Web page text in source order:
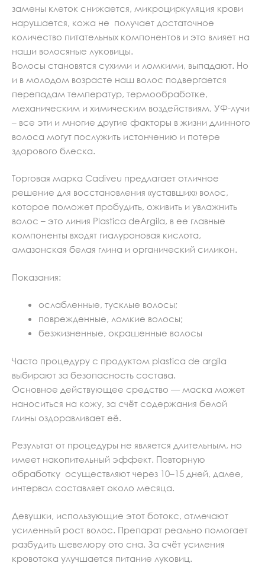
замены клеток снижается, микроциркуляция крови
нарушается, кожа не получает достаточное
количество питательных компонентов и это влияет на
наши волосяные луковицы.
Волосы становятся сухими и ломкими, выпадают. Но
и в молодом возрасте наш волос подвергается
перепадам температур, термообработке,
механическим и химическим воздействиям, УФ-лучи
– все эти и многие другие факторы в жизни длинного
волоса могут послужить истончению и потере
здорового блеска.
Торговая марка Cadiveu предлагает отличное
решение для восстановления «уставших» волос,
которое поможет пробудить, оживить и увлажнить
волос – это линия Plastica deArgila, в ее главные
компоненты входят гиалуроновая кислота,
амазонская белая глина и органический силикон.
Показания:
ослабленные, тусклые волосы;
поврежденные, ломкие волосы;
безжизненные, окрашенные волосы
Часто процедуру с продуктом plastica de argila
выбирают за безопасность состава.
Основное действующее средство — маска может
наноситься на кожу, за счёт содержания белой
глины оздоравливает её.
Результат от процедуры не является длительным, но
имеет накопительный эффект. Повторную
обработку осуществляют через 10–15 дней, далее,
интервал составляет около месяца.
Девушки, использующие этот ботокс, отмечают
усиленный рост волос. Препарат реально помогает
разбудить шевелюру ото сна. За счёт усиления
кровотока улучшается питание луковиц.